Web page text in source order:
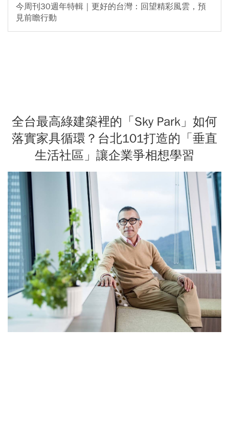
今周刊30週年特輯｜更好的台灣：回望精彩風雲，預
見前瞻行動
全台最高綠建築裡的「Sky Park」如何
落實家具循環？台北101打造的「垂直
生活社區」讓企業爭相想學習